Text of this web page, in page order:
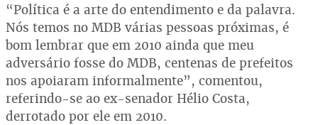
“Política é a arte do entendimento e da palavra.
Nós temos no MDB várias pessoas próximas, é
bom lembrar que em 2010 ainda que meu
adversário fosse do MDB, centenas de prefeitos
nos apoiaram informalmente”, comentou,
referindo-se ao ex-senador Hélio Costa,
derrotado por ele em 2010.